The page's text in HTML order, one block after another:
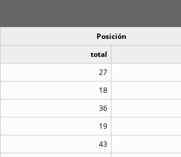
Posición
total
27
18
36
19
43